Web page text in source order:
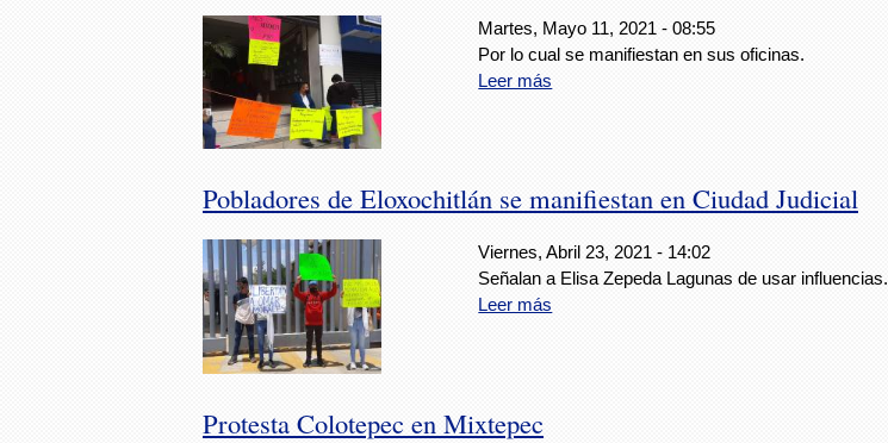
Martes, Mayo 11, 2021 - 08:55
Por lo cual se manifiestan en sus oficinas.
Leer más
Pobladores de Eloxochitlán se manifiestan en Ciudad Judicial
Viernes, Abril 23, 2021 - 14:02
Señalan a Elisa Zepeda Lagunas de usar influencias.
Leer más
Protesta Colotepec en Mixtepec